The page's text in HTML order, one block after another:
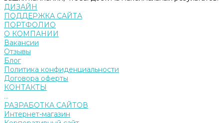
ДИЗАЙН
ПОДДЕРЖКА САЙТА
ПОРТФОЛИО
О КОМПАНИИ
Вакансии
Отзывы
Блог
Политика конфиденциальности
Договора оферты
КОНТАКТЫ
...
РАЗРАБОТКА САЙТОВ
Интернет-магазин